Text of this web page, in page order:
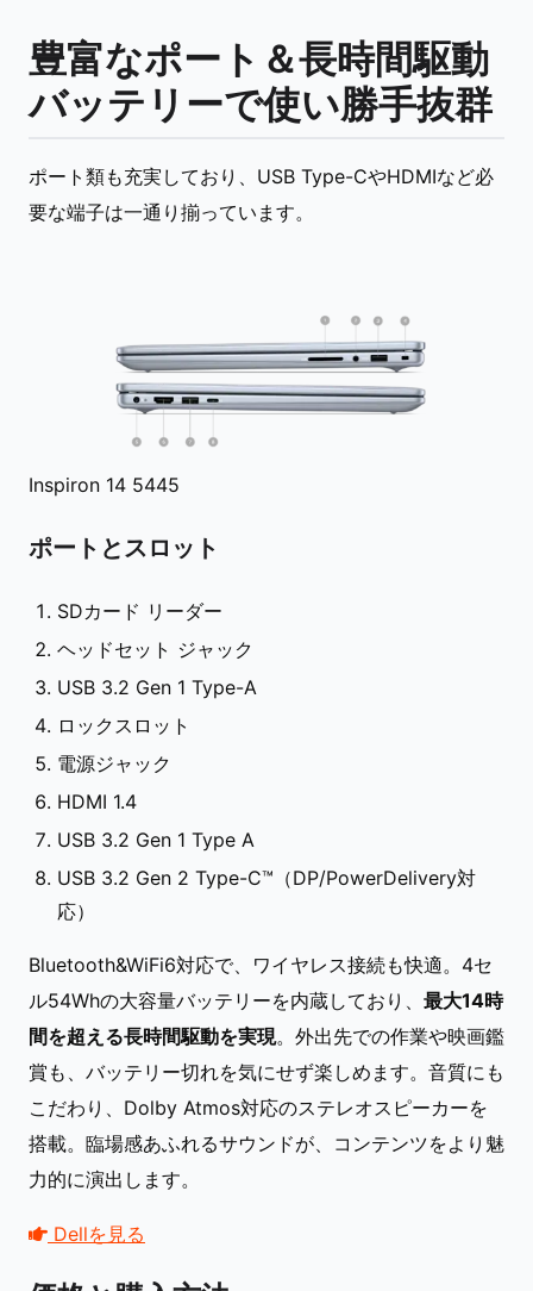
豊富なポート＆長時間駆動
バッテリーで使い勝手抜群
ポート類も充実しており、USB Type-CやHDMIなど必
要な端子は一通り揃っています。
Inspiron 14 5445
ポートとスロット
SDカード リーダー
ヘッドセット ジャック
USB 3.2 Gen 1 Type-A
ロックスロット
電源ジャック
HDMI 1.4
USB 3.2 Gen 1 Type A
USB 3.2 Gen 2 Type-C™（DP/PowerDelivery対
応）
Bluetooth&WiFi6対応で、ワイヤレス接続も快適。4セ
ル54Whの大容量バッテリーを内蔵しており、 最大14時
間を超える長時間駆動を実現。外出先での作業や映画鑑
賞も、バッテリー切れを気にせず楽しめます。音質にも
こだわり、Dolby Atmos対応のステレオスピーカーを
搭載。臨場感あふれるサウンドが、コンテンツをより魅
力的に演出します。
Dellを見る